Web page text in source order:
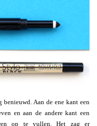
Aan de ene kant een
en aan de andere kant een
op te vullen. Het zag er